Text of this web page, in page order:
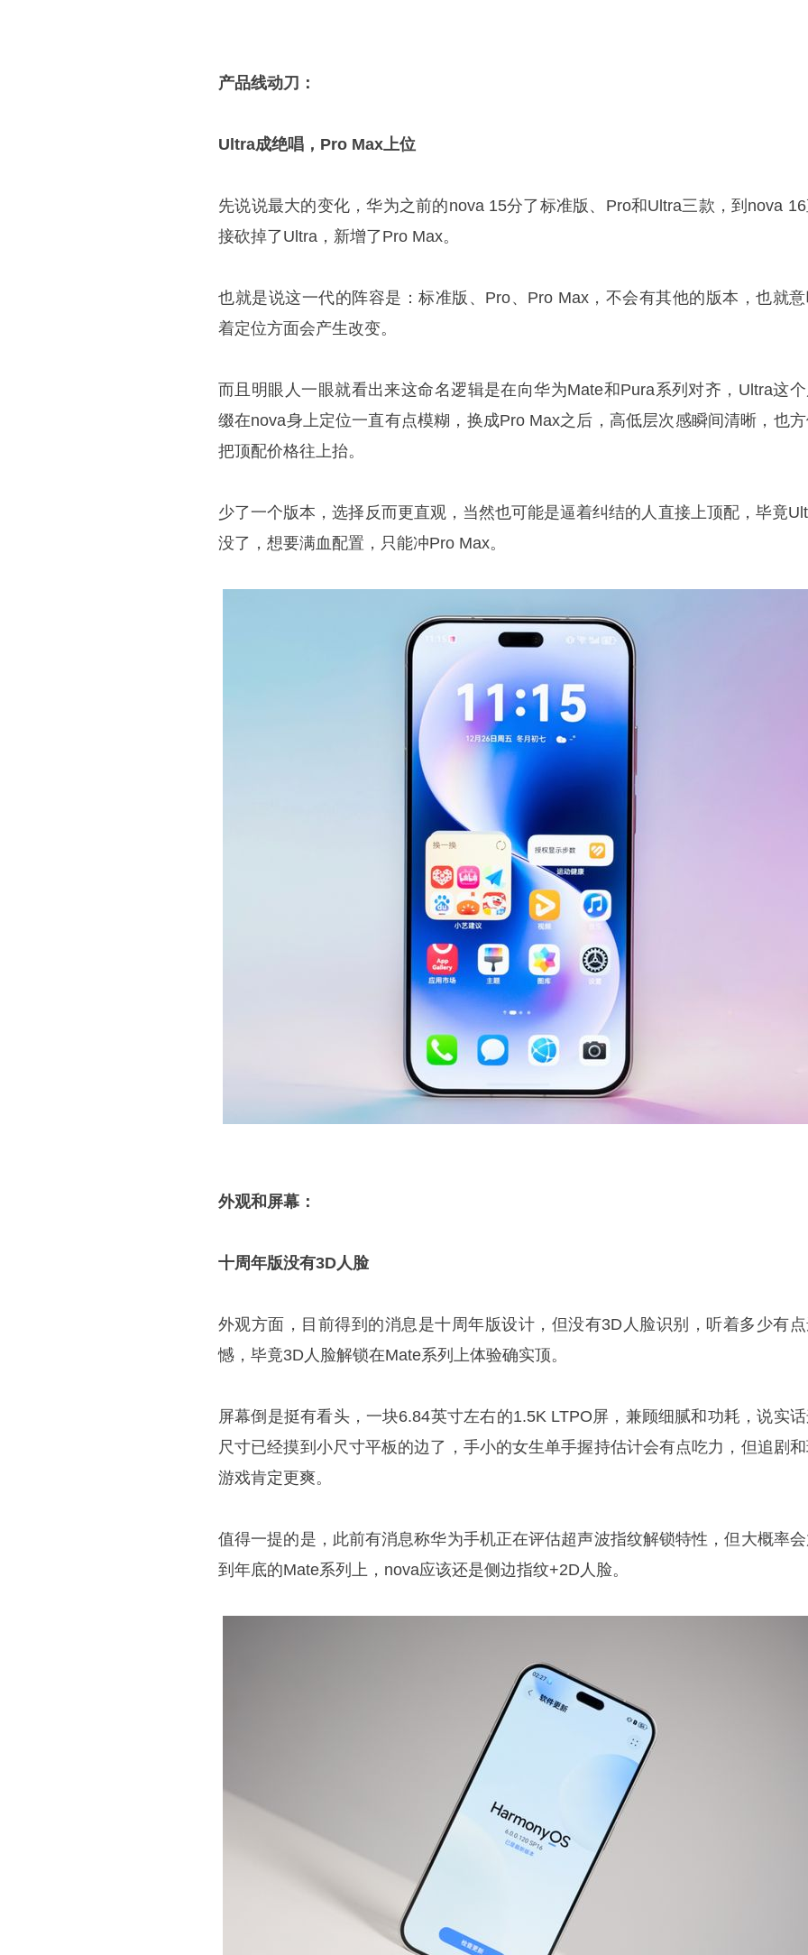
产品线动刀：
Ultra成绝唱，Pro Max上位
先说说最大的变化，华为之前的nova 15分了标准版、Pro和Ultra三款，到nova
接砍掉了Ultra，新增了Pro Max。
也就是说这一代的阵容是：标准版、Pro、Pro Max，不会有其他的版本，也就
着定位方面会产生改变。
而且明眼人一眼就看出来这命名逻辑是在向华为Mate和Pura系列对齐，Ultra这
缀在nova身上定位一直有点模糊，换成Pro Max之后，高低层次感瞬间清晰，也
把顶配价格往上抬。
少了一个版本，选择反而更直观，当然也可能是逼着纠结的人直接上顶配，毕竟
没了，想要满血配置，只能冲Pro Max。
外观和屏幕：
十周年版没有3D人脸
外观方面，目前得到的消息是十周年版设计，但没有3D人脸识别，听着多少有
憾，毕竟3D人脸解锁在Mate系列上体验确实顶。
屏幕倒是挺有看头，一块6.84英寸左右的1.5K LTPO屏，兼顾细腻和功耗，说实
尺寸已经摸到小尺寸平板的边了，手小的女生单手握持估计会有点吃力，但追剧
游戏肯定更爽。
值得一提的是，此前有消息称华为手机正在评估超声波指纹解锁特性，但大概率
到年底的Mate系列上，nova应该还是侧边指纹+2D人脸。